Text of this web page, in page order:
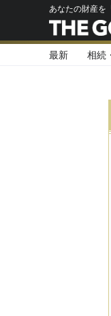
あなたの財産を
最新 相続